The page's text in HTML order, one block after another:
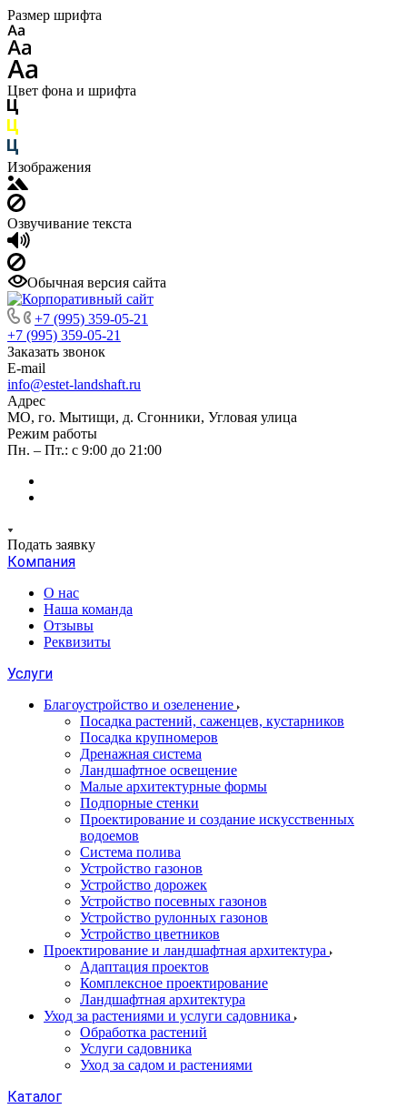
Размер шрифта
Цвет фона и шрифта
Изображения
Озвучивание текста
Обычная версия сайта
+7 (995) 359-05-21
+7 (995) 359-05-21
Заказать звонок
E-mail
info@estet-landshaft.ru
Адрес
МО, го. Мытищи, д. Сгонники, Угловая улица
Режим работы
Пн. – Пт.: с 9:00 до 21:00
Подать заявку
Компания
О нас
Наша команда
Отзывы
Реквизиты
Услуги
Благоустройство и озеленение
Посадка растений, саженцев, кустарников
Посадка крупномеров
Дренажная система
Ландшафтное освещение
Малые архитектурные формы
Подпорные стенки
Проектирование и создание искусственных
водоемов
Система полива
Устройство газонов
Устройство дорожек
Устройство посевных газонов
Устройство рулонных газонов
Устройство цветников
Проектирование и ландшафтная архитектура
Адаптация проектов
Комплексное проектирование
Ландшафтная архитектура
Уход за растениями и услуги садовника
Обработка растений
Услуги садовника
Уход за садом и растениями
Каталог